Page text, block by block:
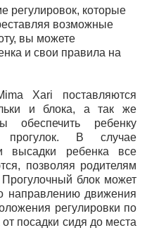
регулировок, которые
возможные
вы можете
и свои правила на
Xari поставляются
и блока, а так же
обеспечить ребенку
прогулок. В случае
высадки ребенка все
позволяя родителям
Прогулочный блок может
направлению движения
регулировки по
посадки сидя до места